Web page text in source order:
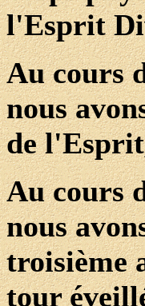
l'Esprit
Au cours
nous
de
Au cours
nous
troisième
tour